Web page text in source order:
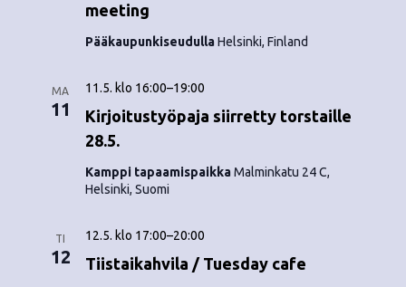
meeting
PääkaupunkiseudullaHelsinki, Finland
MA
11
Kirjoitustyöpaja siirretty torstaille
28.5.
11.5. klo 16:00–19:00
Kamppi tapaamispaikkaMalminkatu 24 C,
Helsinki, Suomi
TI
12 Tiistaikahvila / Tuesday cafe
12.5. klo 17:00–20:00